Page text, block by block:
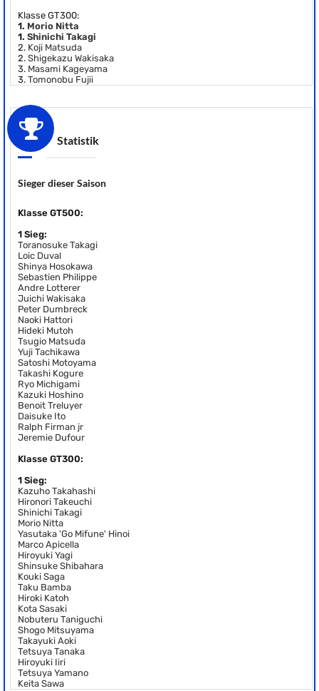
Klasse GT300:
1. Morio Nitta
1. Shinichi Takagi
2. Koji Matsuda
2. Shigekazu Wakisaka
3. Masami Kageyama
3. Tomonobu Fujii
Statistik
Sieger dieser Saison
Klasse GT500:
1 Sieg:
Toranosuke Takagi
Loic Duval
Shinya Hosokawa
Sebastien Philippe
Andre Lotterer
Juichi Wakisaka
Peter Dumbreck
Naoki Hattori
Hideki Mutoh
Tsugio Matsuda
Yuji Tachikawa
Satoshi Motoyama
Takashi Kogure
Ryo Michigami
Kazuki Hoshino
Benoit Treluyer
Daisuke Ito
Ralph Firman jr
Jeremie Dufour
Klasse GT300:
1 Sieg:
Kazuho Takahashi
Hironori Takeuchi
Shinichi Takagi
Morio Nitta
Yasutaka 'Go Mifune' Hinoi
Marco Apicella
Hiroyuki Yagi
Shinsuke Shibahara
Kouki Saga
Taku Bamba
Hiroki Katoh
Kota Sasaki
Nobuteru Taniguchi
Shogo Mitsuyama
Takayuki Aoki
Tetsuya Tanaka
Hiroyuki Iiri
Tetsuya Yamano
Keita Sawa